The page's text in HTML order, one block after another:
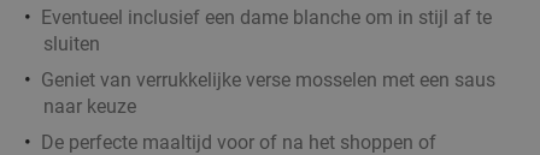
Di
Wo
Do
Urbi Butcheries Dworp
Dworp 15 min.directions_car
Verkocht: 60
Eventueel inclusief een dame blanche om in stijl af te
sluiten
Geniet van verrukkelijke verse mosselen met een saus
naar keuze
De perfecte maaltijd voor of na het shoppen of